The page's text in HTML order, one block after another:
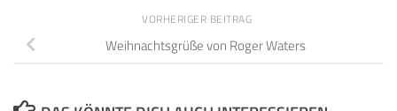
VORHERIGER BEITRAG
Weihnachtsgrüße von Roger Waters